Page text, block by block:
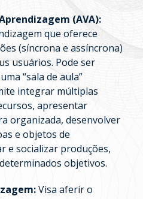
(AVA):
que oferece
(síncrona e assíncrona)
usuários. Pode ser
“sala de aula”
integrar múltiplas
apresentar
organizada, desenvolver
e objetos de
e socializar produções,
objetivos.
Visa aferir o